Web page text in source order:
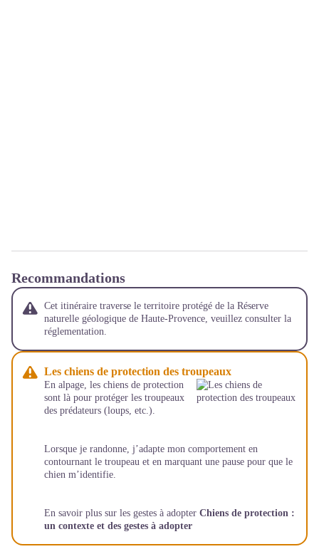
Recommandations
Cet itinéraire traverse le territoire protégé de la Réserve
naturelle géologique de Haute-Provence, veuillez consulter la
réglementation.
Les chiens de protection des troupeaux
En alpage, les chiens de protection
sont là pour protéger les troupeaux
des prédateurs (loups, etc.).
Lorsque je randonne, j’adapte mon comportement en
contournant le troupeau et en marquant une pause pour que le
chien m’identifie.
En savoir plus sur les gestes à adopter Chiens de protection :
un contexte et des gestes à adopter